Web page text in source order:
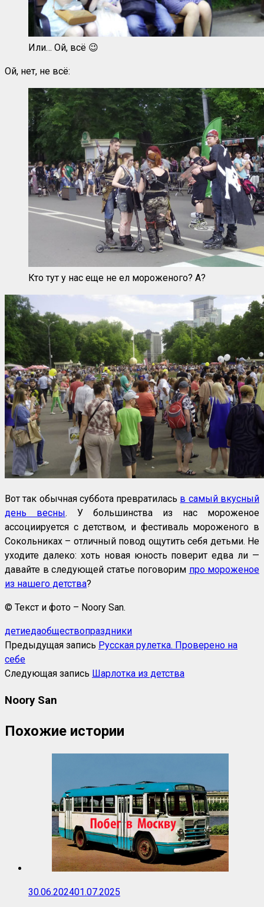
Или… Ой, всё 😉
Ой, нет, не всё:
Кто тут у нас еще не ел мороженого? А?
Вот так обычная суббота превратилась в самый вкусный
день весны. У большинства из нас мороженое
ассоциируется с детством, и фестиваль мороженого в
Сокольниках – отличный повод ощутить себя детьми. Не
уходите далеко: хоть новая юность поверит едва ли —
давайте в следующей статье поговорим про мороженое
из нашего детства?
© Текст и фото – Noory San.
детиедаобществопраздники
Предыдущая запись Русская рулетка. Проверено на
себе
Следующая запись Шарлотка из детства
Noory San
Похожие истории
30.06.202401.07.2025